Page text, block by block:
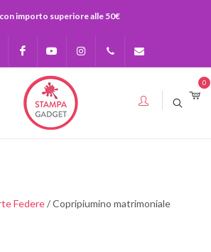
importo superiore alle 50€
FacebookYoutubeInstagram 0
Federe/ Copripiumino matrimoniale